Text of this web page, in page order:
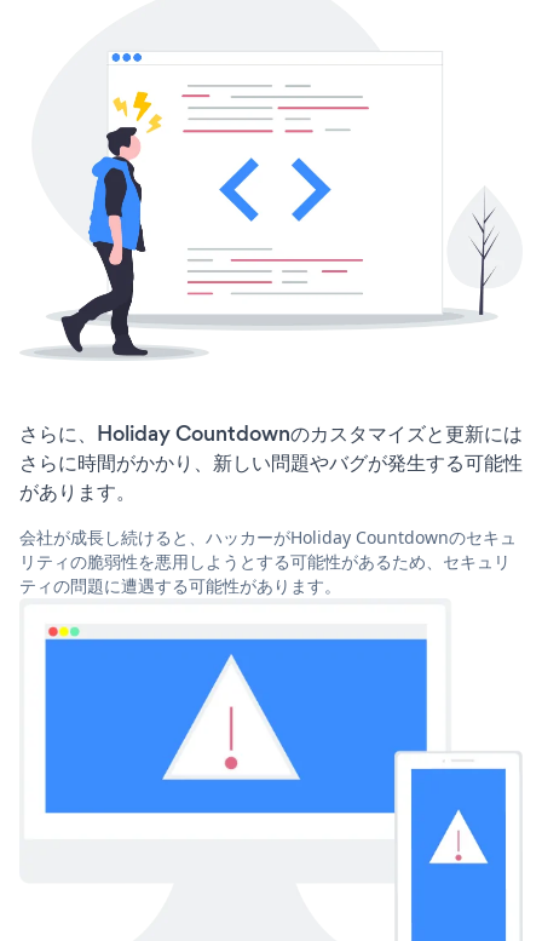
さらに、Holiday Countdownのカスタマイズと更新には
さらに時間がかかり、新しい問題やバグが発生する可能性
があります。
会社が成長し続けると、ハッカーがHoliday Countdownのセキュ
リティの脆弱性を悪用しようとする可能性があるため、セキュリ
ティの問題に遭遇する可能性があります。